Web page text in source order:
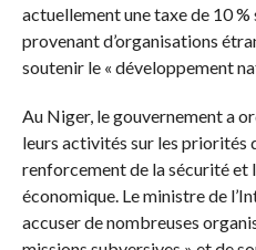
actuellement une taxe de 10
provenant d’organisations
soutenir le « développement
Au Niger, le gouvernement a
leurs activités sur les priorités
renforcement de la sécurité et
économique. Le ministre de
accuser de nombreuses